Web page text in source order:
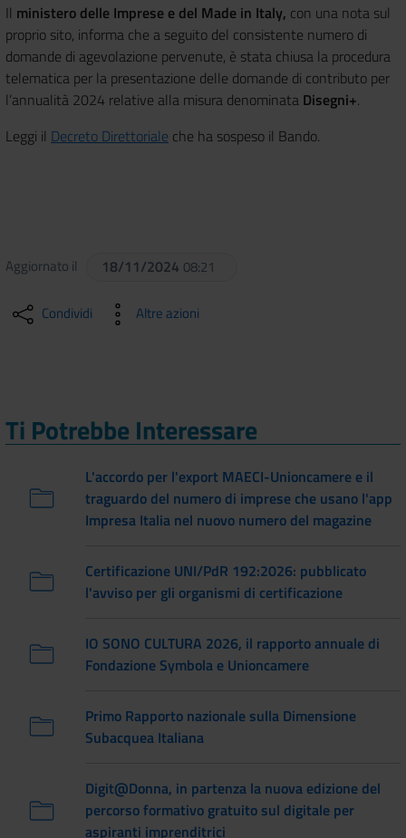
Il ministero delle Imprese e del Made in Italy, con una nota sul
proprio sito, informa che a seguito del consistente numero di
domande di agevolazione pervenute, è stata chiusa la procedura
telematica per la presentazione delle domande di contributo per
l’annualità 2024 relative alla misura denominata Disegni+.
Leggi il Decreto Direttoriale che ha sospeso il Bando.
Aggiornato il 18/11/2024 08:21
Condividi Altre azioni
Ti Potrebbe Interessare
L'accordo per l'export MAECI-Unioncamere e il
traguardo del numero di imprese che usano l'app
Impresa Italia nel nuovo numero del magazine
Certificazione UNI/PdR 192:2026: pubblicato
l'avviso per gli organismi di certificazione
IO SONO CULTURA 2026, il rapporto annuale di
Fondazione Symbola e Unioncamere
Primo Rapporto nazionale sulla Dimensione
Subacquea Italiana
Digit@Donna, in partenza la nuova edizione del
percorso formativo gratuito sul digitale per
aspiranti imprenditrici